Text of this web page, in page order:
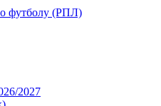
футболу (РПЛ)
2027